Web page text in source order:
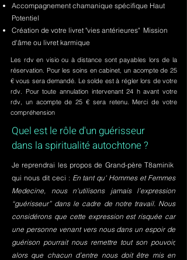
Accompagnement chamanique spécifique Haut
Potentiel
Création de votre livret "vies antérieures" Mission
d'âme ou livret karmique
Les rdv en visio ou à distance sont payables lors de la
réservation. Pour les soins en cabinet, un acompte de 25
€ vous sera demandé. Le solde est à régler lors de votre
rdv. Pour toute annulation intervenant 24 h avant votre
rdv, un acompte de 25 € sera retenu. Merci de votre
compréhension
Quel est le rôle d'un guérisseur
dans la spiritualité autochtone ?
Je reprendrai les propos de Grand-père T8aminik
qui nous dit ceci : En tant qu' Hommes et Femmes
Medecine, nous n'utilisons jamais l’expression
“guérisseur” dans le cadre de notre travail. Nous
considérons que cette expression est risquée car
une personne venant vers nous dans un espoir de
guérison pourrait nous remettre tout son pouvoir,
alors que chacun d’entre nous doit être mis en